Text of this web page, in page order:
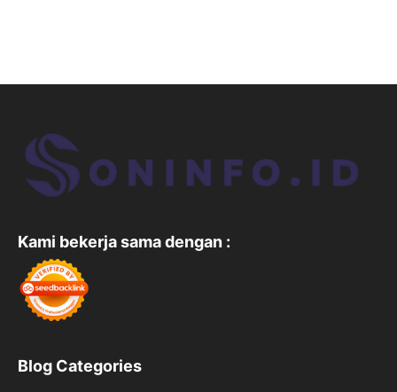
Kami bekerja sama dengan :
Blog Categories